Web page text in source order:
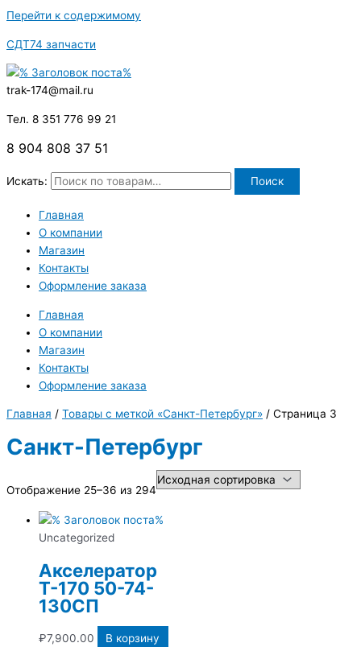
Перейти к содержимому
СДТ74 запчасти
trak-174@mail.ru
Тел. 8 351 776 99 21
8 904 808 37 51
Искать: Поиск
Главная
О компании
Магазин
Контакты
Оформление заказа
Главная
О компании
Магазин
Контакты
Оформление заказа
Главная / Товары с меткой «Санкт-Петербург» / Страница 3
Санкт-Петербург
Отображение 25–36 из 294
Uncategorized
Акселератор
Т-170 50-74-
130СП
₽7,900.00 В корзину